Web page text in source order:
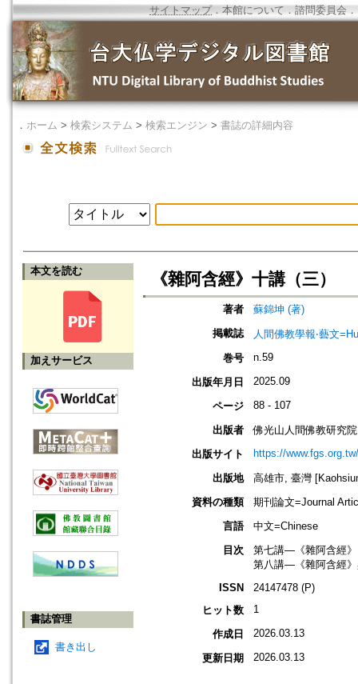
サイトマップ．本館について ． 諮問委員会 ．
． ホーム > 検索システム > 検索エンジン > 書誌の詳細内容
本文を読む
加えサービス
書誌管理
書き出し
《雜阿含經》十講（三）
著者
蘇錦坤 (著)
掲載誌
人間佛教學報‧藝文
巻号
n.59
出版年月日 2025.09
ページ 88 - 107
出版者
佛光山人間佛教研究院
出版サイト
https://www.fgs.org.tw/
出版地
高雄市, 臺灣
資料の種類
期刊論文=Journal
言語
中文=Chinese
目次
第七講―《雜阿含經
第八講―《雜阿含經
ISSN
24147478 (P)
ヒット数
1
作成日 2026.03.13
更新日期 2026.03.13